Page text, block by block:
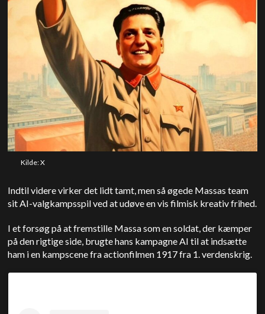
Kilde: X
Indtil videre virker det lidt tamt, men så øgede Massas team
sit AI-valgkampsspil ved at udøve en vis filmisk kreativ frihed.
I et forsøg på at fremstille Massa som en soldat, der kæmper
på den rigtige side, brugte hans kampagne AI til at indsætte
ham i en kampscene fra actionfilmen 1917 fra 1. verdenskrig.